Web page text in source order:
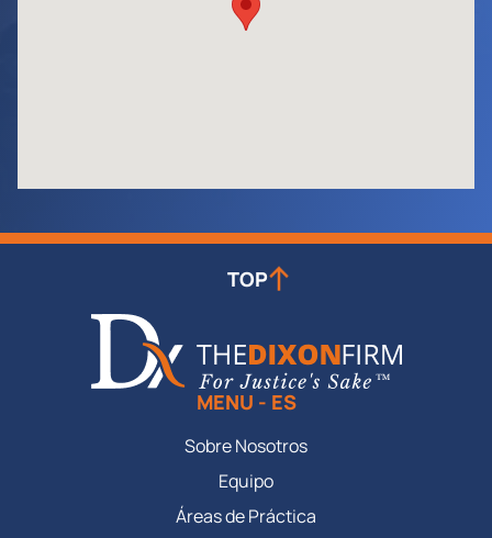
TOP
MENU - ES
Sobre Nosotros
Equipo
Áreas de Práctica